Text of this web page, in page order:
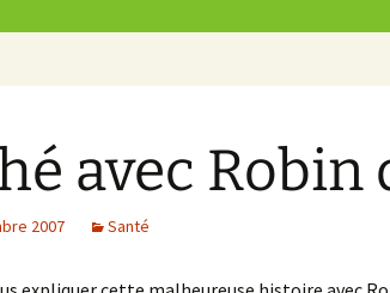
avec Robin
2007 Santé